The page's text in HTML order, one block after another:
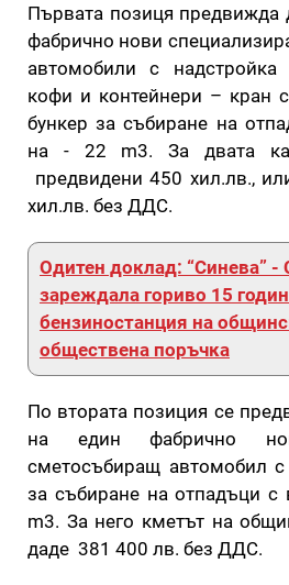
Първата позиця предвижда
фабрично нови
автомобили с
кофи и контейнери – кран
бункер за събиране на
на - 22 m3. За двата
предвидени 450 хил.лв.,
хил.лв. без ДДС.
Одитен доклад: “Синева” -
зареждала гориво 15
бензиностанция на
обществена поръчка
По втората позиция се
на един фабрично нов
сметосъбиращ автомобил с
за събиране на отпадъци с
m3. За него кметът на
даде 381 400 лв. без ДДС.